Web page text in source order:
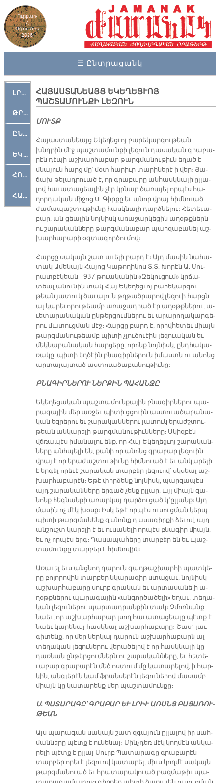
Ուրբաթ
7,
Օգոստոս
2026
☰ Ընտրացանկ
ԼՐԱՀՈՍ
ԹՐՔԱՀԱՅ ԿԵԱՆՔ
ԸՆԿԵՐԱՄՇԱԿՈՒԹԱՅԻՆ
ԵԿԵՂԵՑԱԿԱՆ
ՀՈԳԵՄՏԱՒՈՐ
ՀԱՐԹԱԿ
ՀԱՅԱՍՏԱՆԵԱՅՑ ԵԿԵՂԵՑՒՈՅ
ՊԱՇՏԱՄՈՒՆՔԻ ԼԵԶՈՒՆ
ՄՈՒՏՔ
Հա­յաս­տա­նեայց Ե­կե­ղեց­ւոյ բա­րե­կար­գու­թեան
խնդրին մէջ պաշ­տա­մուն­քի լե­զուն դա­սա­կան գրա­բա­
րէն դէ­պի աշ­խար­հա­բար թարգ­մա­նու­թիւն ե­ղած է
մնա­յուն հարց մը՝ մօտ հա­րիւր տա­րի­նե­րէ ի վեր։ Յա­
ճախ թե­լադ­րուած է, որ գրա­բա­րը ան­հասկ­նա­լի ըլ­լա­
լով հա­ւա­տա­ցեա­լին չէր կրնար ծա­ռա­յել որ­պէս հա­
ղոր­դա­կան մի­ջոց Ս. Գիր­քը եւ ա­նոր վրայ հիմ­նուած
ժա­մա­պաշ­տու­թիւ­նը հասկ­նա­լի դարձ­նե­լու։ Հե­տե­ւա­
բար, ան­­-ցեա­լին նոյ­նիսկ ա­ռա­ջար­կե­ցին ա­ղօթք­ներն
ու շա­րա­կան­նե­րը թարգ­մա­նա­բար պար­զա­բա­նել աշ­
խար­հա­բա­րի օգ­տա­գոր­ծու­մով։
Հար­ցը սա­կայն շատ ա­ւե­լի բարդ է։ Այդ մա­սին նա­հա­
տակ Ա­մե­նայն Հա­յոց Կա­թո­ղի­կոս Տ.Տ. Խո­րէն Ա. Մու­
րատ­բէ­կեան 1937 թուա­կա­նին «Զե­կու­ցում» կրճա­
տեալ ա­նու­նին տակ Հայ Ե­կե­ղեց­ւոյ բա­րեկար­գու­
թեան յա­տուկ ծա­ւա­լուն թղթած­րա­րով լե­զուի հարցն
ալ կա­րե­ւո­րու­թեամբ ա­ռա­ջադ­րած էր ա­ղօթք­նե­րու, ա­
ւե­տա­րա­նա­կան ըն­թեր­ցում­նե­րու եւ ա­րա­րո­ղա­կար­գե­
րու մա­տուց­ման մէջ։ Հար­ցը բարդ է, ո­րով­հե­տեւ միայն
թարգ­մա­նու­թեամբ պի­տի չլու­ծուէին լե­զուա­կան եւ
մեկ­նա­բա­նա­կան հար­ցե­րը, ո­րոնք նոյ­նիսկ, ընդ­հա­կա­
ռա­կը, պի­տի եղ­ծէին բնա­գիր­նե­րուն ի­մաստն ու ա­նոնց
ար­տա­յայ­տած աս­տուա­ծա­բա­նու­թիւ­նը։
ԲՆԱ­ԳԻՐ­ՆԵ­ՐՈՒ ՆԵՐ­ՔԻՆ ՊԱ­ՀԱՆ­ՋԸ
Ե­կե­ղե­ցա­կան պաշ­տա­մուն­քա­յին բնա­գիր­նե­րու պա­
րա­գա­յին մեր առ­ջեւ պի­տի ցցուին աս­տուա­ծաբա­նա­
կան եզ­րե­րու եւ շա­րա­կան­նե­րու յա­տուկ ե­րաժշտու­
թեան ան­կա­րե­լի թարգ­մա­նու­թիւն­նե­րը։ Սկիզ­բէն
վճռա­պէս ի­մա­նա­լու ենք, որ Հայ Ե­կե­ղեց­ւոյ շա­րա­կան­
նե­րը անհ­պե­լի են, քա­նի որ ա­նոնց գրա­բար լե­զուին
վրայ է որ ե­րա­ժաշ­տու­թիւ­նը հիմ­նուած է եւ ան­կա­րե­լի
է եր­գել ո­րե­ւէ շա­րա­կան տար­բեր լե­զուով՝ սկսեալ աշ­
խար­հա­բա­րէն։ Ե­թէ փոր­ձենք նոյ­նիսկ, պար­զա­պէս
այդ շա­րա­կան­նե­րը եր­գած չենք ըլ­լար, այլ միայն զա­
նոնք հեգ­նան­քի ա­ռար­կայ դար­ձու­ցած կ՚ըլ­լանք։ Այդ
մա­սին ոչ մէկ խօսք։ Իսկ ե­թէ որ­պէս ու­սուց­ման կերպ
պի­տի թարգ­մա­նենք զա­նոնք դա­սա­գիր­քի ձե­ւով, այդ
ան­շուշտ կա­րե­լի է եւ ու­սա­նե­լի որ­պէս բնա­գիր միայն,
եւ ոչ որ­պէս երգ։ Դա­սա­պա­հե­րը տար­բեր են եւ պաշ­
տա­մուն­քը տար­բեր է հիմ­նո­վին։
Ա­ռա­ւել եւս անց­նող դա­րուն գաղ­թաշ­խար­հի պատ­կե­
րը բո­լո­րո­վին տար­բեր նկա­րա­գիր ստա­ցաւ, նոյ­նիսկ
աշ­խար­հա­բա­րը սուրբ գրա­կան եւ ար­տա­սա­նե­լի ա­
ղօթք­նե­րու պա­րա­գա­յին «ան­գործա­ծե­լի» ե­ղաւ, տե­ղա­
կան լե­զու­նե­րու պար­տադրան­քին տակ։ Չմոռ­նանք
նաեւ, որ աշ­խար­հա­բար լսող հա­ւա­տա­ցեա­լը պէտք է
նաեւ կա­րե­նայ հասկ­նալ աշ­խար­հա­բա­րը։ Շատ լաւ
գի­տենք, որ մեր ներ­կայ դա­րուն աշ­խար­հա­բարն ալ
տե­ղա­կան լե­զու­նե­րու վե­րա­ծե­լով է որ հասկ­նա­լի կը
դառ­նան ըն­թեր­ցում­ներն ու շա­րա­կան­նե­րը, եւ հե­տե­
ւա­բար գրա­բա­րէն մեծ ոս­տում մը կա­տա­րե­լով, ի հար­
կին, անգ­լե­րէն կամ ֆրան­սե­րէն լե­զու­նե­րով մա­սամբ
միայն կը կա­տա­րենք մեր պաշ­տա­մուն­քը։
Ս. ՊԱ­ՏԱ­ՐԱ­ԳԸ՝ ԳՐԱ­ԲԱՐ ԵՒ ԼՐԻՒ Ա­ՌԱՆՑ ԲԱ­ՑԱ­ՌՈՒ­
ԹԵԱՆ
Այս պա­րա­գան սա­կայն շատ զգա­յուն ըլ­լա­լով իր սահ­
ման­նե­րը պէտք է ու­նե­նայ։ Մինչ­դեռ մէկ կող­մէն ան­կա­
րե­լի պէտք է ըլ­լայ Սուրբ Պա­տա­րա­գը գրա­բա­րէն
տար­բեր ո­րե­ւէ լե­զուով կա­տա­րել, միւս կող­մէ սա­կայն
թարգ­մա­նուած եւ հրա­տա­րա­կուած բազ­մա­թիւ պա­